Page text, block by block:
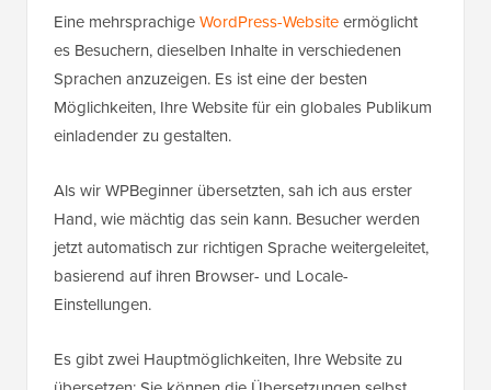
Eine mehrsprachigeWordPress-Websiteermöglicht
es Besuchern, dieselben Inhalte in verschiedenen
Sprachen anzuzeigen. Es ist eine der besten
Möglichkeiten, Ihre Website für ein globales Publikum
einladender zu gestalten.
Als wir WPBeginner übersetzten, sah ich aus erster
Hand, wie mächtig das sein kann. Besucher werden
jetzt automatisch zur richtigen Sprache weitergeleitet,
basierend auf ihren Browser- und Locale-
Einstellungen.
Es gibt zwei Hauptmöglichkeiten, Ihre Website zu